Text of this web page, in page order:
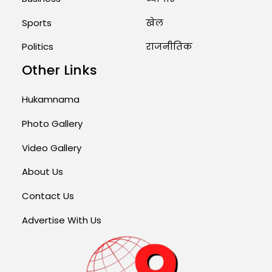
Sports
Politics
खेल
राजनीतिक
Other Links
Hukamnama
Photo Gallery
Video Gallery
About Us
Contact Us
Advertise With Us